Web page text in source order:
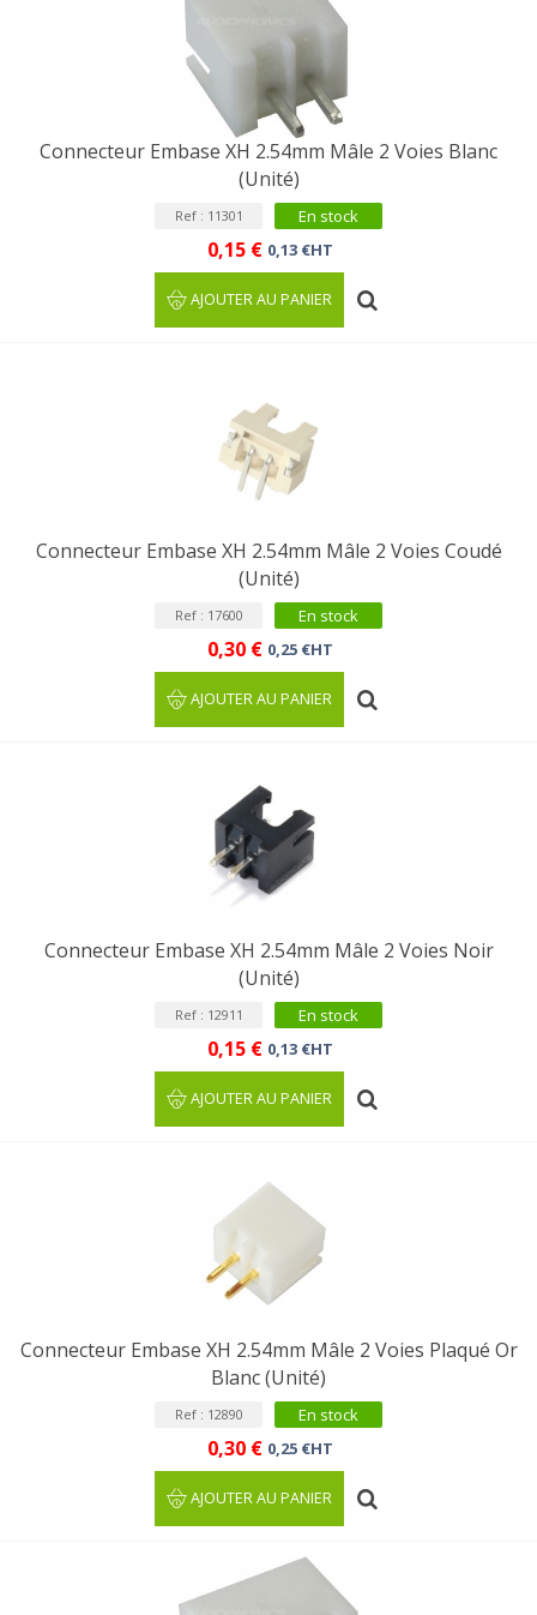
Connecteur Embase XH 2.54mm Mâle 2 Voies Blanc
(Unité)
Ref : 11301 En stock
0,15 € 0,13 €HT
AJOUTER AU PANIER
Connecteur Embase XH 2.54mm Mâle 2 Voies Coudé
(Unité)
Ref : 17600 En stock
0,30 € 0,25 €HT
AJOUTER AU PANIER
Connecteur Embase XH 2.54mm Mâle 2 Voies Noir
(Unité)
Ref : 12911 En stock
0,15 € 0,13 €HT
AJOUTER AU PANIER
Connecteur Embase XH 2.54mm Mâle 2 Voies Plaqué Or
Blanc (Unité)
Ref : 12890 En stock
0,30 € 0,25 €HT
AJOUTER AU PANIER